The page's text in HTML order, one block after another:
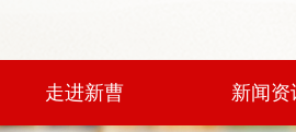
走进新曹 新闻资